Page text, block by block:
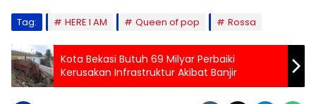
Tag: HERE I AM Queen of pop Rossa
Kota Bekasi Butuh 69 Milyar Perbaiki
Kerusakan Infrastruktur Akibat Banjir